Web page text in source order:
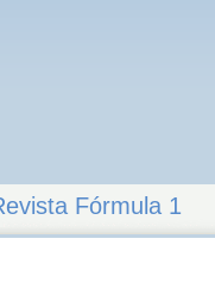
Fórmula 1